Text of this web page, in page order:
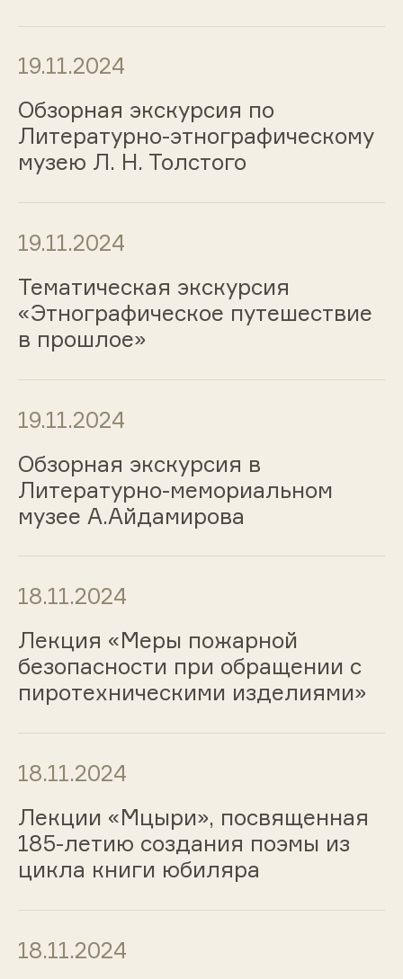
19.11.2024
Обзорная экскурсия по
Литературно-этнографическому
музею Л. Н. Толстого
19.11.2024
Тематическая экскурсия
«Этнографическое путешествие
в прошлое»
19.11.2024
Обзорная экскурсия в
Литературно-мемориальном
музее А.Айдамирова
18.11.2024
Лекция «Меры пожарной
безопасности при обращении с
пиротехническими изделиями»
18.11.2024
Лекции «Мцыри», посвященная
185-летию создания поэмы из
цикла книги юбиляра
18.11.2024